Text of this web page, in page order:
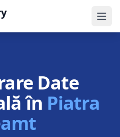
Date
în Piatra